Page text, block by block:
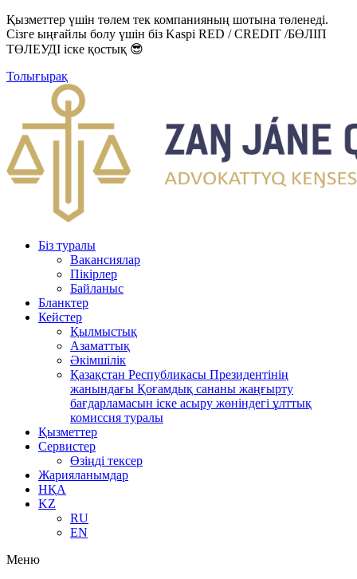
Қызметтер үшін төлем тек компанияның шотына төленеді.
Сізге ыңғайлы болу үшін біз Kaspi RED / CREDIT /БӨЛІП
ТӨЛЕУДІ іске қостық 😎
Толығырақ
Біз туралы
Вакансиялар
Пікірлер
Байланыс
Бланктер
Кейстер
Қылмыстық
Азаматтық
Әкімшілік
Қазақстан Республикасы Президентінің
жанындағы Қоғамдық сананы жаңғырту
бағдарламасын іске асыру жөніндегі ұлттық
комиссия туралы
Қызметтер
Сервистер
Өзіңді тексер
Жарияланымдар
НҚА
KZ
RU
EN
Меню